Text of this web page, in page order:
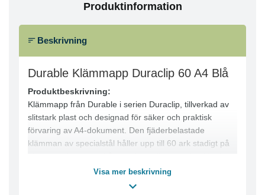
Produktinformation
Beskrivning
Durable Klämmapp Duraclip 60 A4 Blå
Produktbeskrivning:
Klämmapp från Durable i serien Duraclip, tillverkad av
slitstark plast och designad för säker och praktisk
förvaring av A4-dokument. Den fjäderbelastade
klämman av specialstål håller upp till 60 ark stadigt på
för offerter, möteshandlingar och utbildningsmaterial.
Visa mer beskrivning